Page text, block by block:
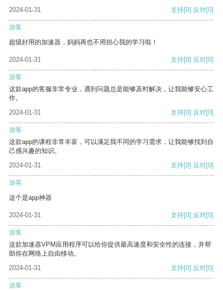
2024-01-31
支持[0] 反对[0]
游客
超级好用的加速器，妈妈再也不用担心我的学习啦！
2024-01-31 支持[0] 反对[0]
游客
这款app的客服非常专业，遇到问题总是能够及时解决，让我能够安心工
作。
2024-01-31
支持[0] 反对[0]
游客
这款app的课程非常丰富，可以满足我不同的学习需求，让我能够找到自
己感兴趣的知识。
2024-01-31
支持[0] 反对[0]
游客
这个是app神器
2024-01-31 支持[0] 反对[0]
游客
这款加速器VPM应用程序可以给你提供最高速度和安全性的连接，并帮
助你在网络上自由移动。
2024-01-31
支持[0] 反对[0]
游客